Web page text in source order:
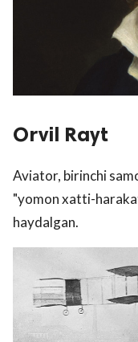
Orvil Rayt
Aviator, birinchi
"yomon xatti-
haydalgan.